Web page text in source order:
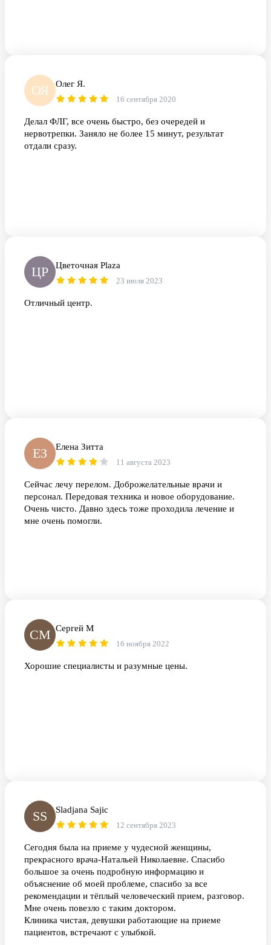
ОЯ Олег Я.
16 сентября 2020
Делал ФЛГ, все очень быстро, без очередей и
нервотрепки. Заняло не более 15 минут, результат
отдали сразу.
ЦP Цветочная Plaza
23 июля 2023
Отличный центр.
ЕЗ Елена Зитта
11 августа 2023
Сейчас лечу перелом. Доброжелательные врачи и
персонал. Передовая техника и новое оборудование.
Очень чисто. Давно здесь тоже проходила лечение и
мне очень помогли.
СМ Сергей М
16 ноября 2022
Хорошие специалисты и разумные цены.
SS Sladjana Sajic
12 сентября 2023
Сегодня была на приеме у чудесной женщины,
прекрасного врача-Натальей Николаевне. Спасибо
большое за очень подробную информацию и
объяснение об моей проблеме, спасибо за все
рекомендации и тёплый человеческий прием, разговор.
Мне очень повезло с таким доктором.
Клиника чистая, девушки работающие на приеме
пациентов, встречают с улыбкой.